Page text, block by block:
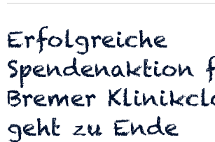
Erfolgreiche
Spendenaktion
Bremer
geht zu Ende